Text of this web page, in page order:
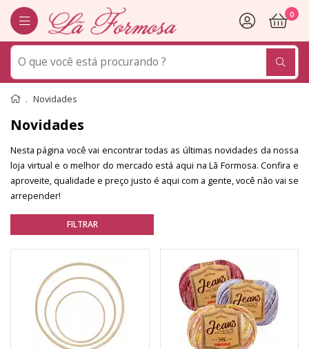
0
Novidades
Novidades
Nesta página você vai encontrar todas as últimas novidades da nossa
loja virtual e o melhor do mercado está aqui na Lã Formosa. Confira e
aproveite, qualidade e preço justo é aqui com a gente, você não vai se
arrepender!